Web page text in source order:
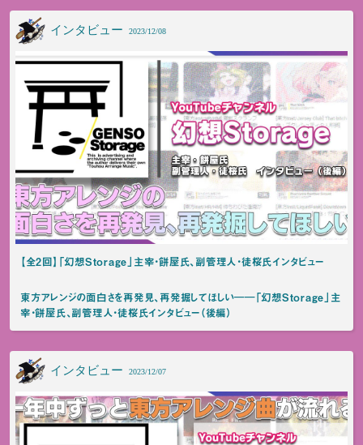
インタビュー 2023/12/08
【全2回】「幻想Storage」主宰・餅屋氏、副管理人・徒桜氏インタビュー
東方アレンジの面白さを再発見、再発掘してほしい――「幻想Storage」主
宰・餅屋氏、副管理人・徒桜氏インタビュー（後編）
インタビュー 2023/12/07